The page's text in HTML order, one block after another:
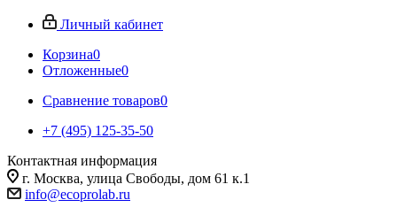
Личный кабинет
Корзина0
Отложенные0
Сравнение товаров0
+7 (495) 125-35-50
Контактная информация
г. Москва, улица Свободы, дом 61 к.1
info@ecoprolab.ru